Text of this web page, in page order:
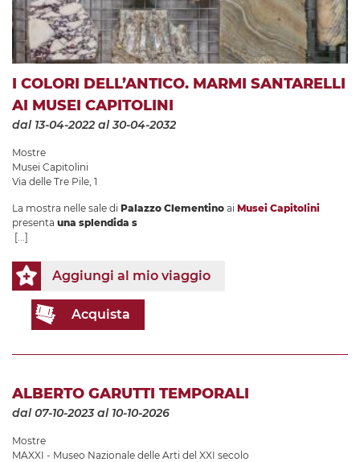
I COLORI DELL’ANTICO. MARMI SANTARELLI
AI MUSEI CAPITOLINI
dal 13-04-2022 al 30-04-2032
Mostre
Musei Capitolini
Via delle Tre Pile, 1
La mostra nelle sale di Palazzo Clementino ai Musei Capitolini
presenta una splendida s
[...]
Aggiungi al mio viaggio
Acquista
ALBERTO GARUTTI TEMPORALI
dal 07-10-2023al 10-10-2026
Mostre
MAXXI - Museo Nazionale delle Arti del XXI secolo